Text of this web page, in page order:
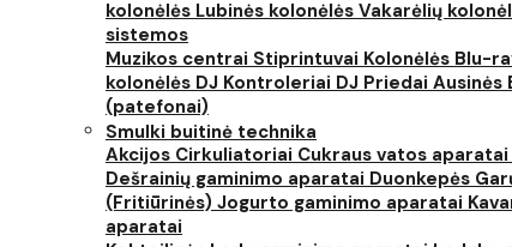
kolonėlės Lubinės kolonėlės Vakarėlių
sistemos
Muzikos centrai Stiprintuvai Kolonėlės Blu-
kolonėlės DJ Kontroleriai DJ Priedai Ausinės
(patefonai)
Smulki buitinė technika
Akcijos Cirkuliatoriai Cukraus vatos aparatai
Dešrainių gaminimo aparatai Duonkepės
(Fritiūrinės) Jogurto gaminimo aparatai
aparatai